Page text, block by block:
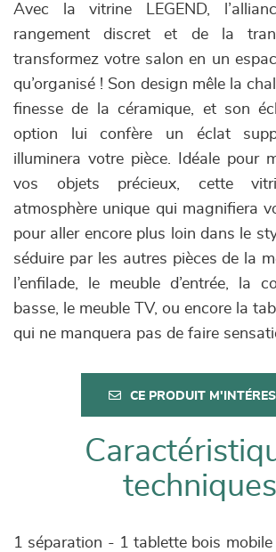
Avec la vitrine LEGEND,
rangement discret et de la
transformez votre salon en un
qu’organisé ! Son design mêle la
finesse de la céramique, et son
option lui confère un éclat
illuminera votre pièce. Idéale pour
vos objets précieux, cette
atmosphère unique qui magnifiera
pour aller encore plus loin dans le
séduire par les autres pièces de la
l’enfilade, le meuble d’entrée, la
basse, le meuble TV, ou encore la
qui ne manquera pas de faire
CE PRODUIT
techniques
1 séparation - 1 tablette bois mobile